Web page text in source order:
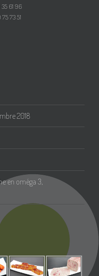
35 61 96
73 51
2018
en oméga 3,